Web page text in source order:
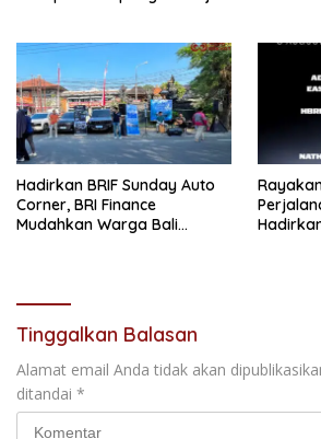
Hadirkan BRIF Sunday Auto
Corner, BRI Finance
Mudahkan Warga Bali
Tinggalkan Balasan
Alamat email Anda tidak akan
ditandai *